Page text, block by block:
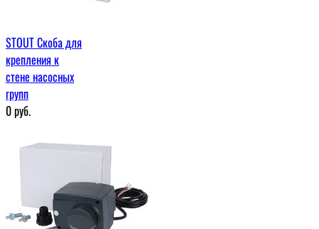
STOUT Скоба для
крепления к
стене насосных
групп
0руб.